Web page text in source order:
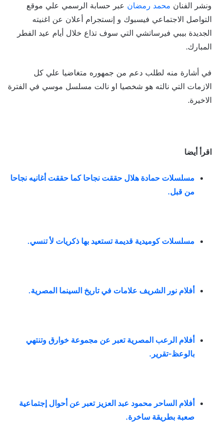
ونشر الفنان محمد رمضان عبر حسابة الرسمي علي موقع
التواصل الاجتماعي فيسبوك و إنستجرام أعلان عن اغنيته
الجديدة بيبي فيرساتشي التي سوف تذاع خلال أيام عيد الفطر
المبارك.
في أشارة منه لطلب دعم من جمهوره متغاضيا علي كل
الازمات التي نالته هو شخصيا او نالت مسلسل موسي في الفترة
الاخيرة.
اقرأ أيضا
مسلسلات حمادة هلال حققت نجاحا كما حققت أغانيه نجاحا
من قبل.
مسلسلات كوميدية قديمة تستعيد بها ذكريات لأ تنسي.
أفلام نور الشريف علامات في تاريخ السينما المصرية.
أفلام الرعب المصرية تعبر عن مجموعة خوارق وتنتهي
بالوعظ-تقرير .
أفلام الساحر محمود عبد العزيز تعبر عن أحوال إجتماعية
صعبة بطريقة ساخرة.